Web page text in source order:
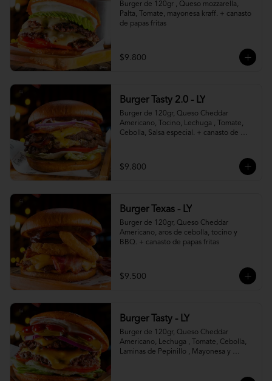
Burger de 120gr , Queso mozzarella,
Palta, Tomate, mayonesa kraff. + canasto
de papas fritas
$9.800
Burger Tasty 2.0 - LY
Burger de 120gr, Queso Cheddar
Americano, Tocino, Lechuga , Tomate,
Cebolla, Salsa especial. + canasto de
$9.800
Burger Texas - LY
Burger de 120gr, Queso Cheddar
Americano, aros de cebolla, tocino y
BBQ. + canasto de papas fritas
$9.500
Burger Tasty - LY
Burger de 120gr, Queso Cheddar
Americano, Lechuga , Tomate, Cebolla,
Laminas de Pepinillo , Mayonesa y